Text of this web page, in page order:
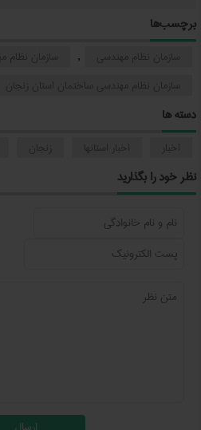
برچسب‌ها
,
دسته ها
نظر خود را بگذارید